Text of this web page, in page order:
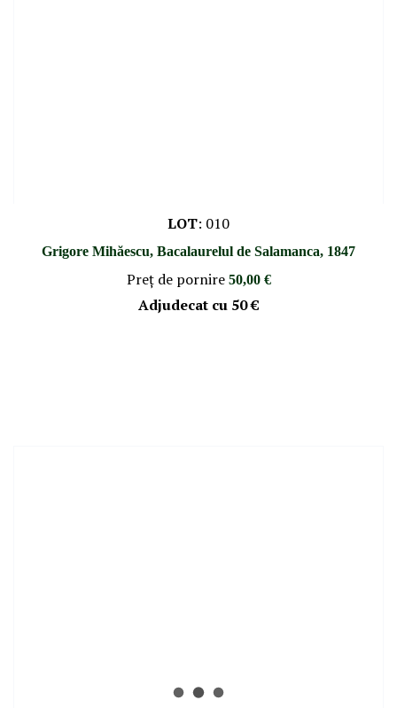
LOT: 010
Grigore Mihăescu, Bacalaurelul de Salamanca, 1847
Preţ de pornire 50,00 €
Adjudecat cu 50 €